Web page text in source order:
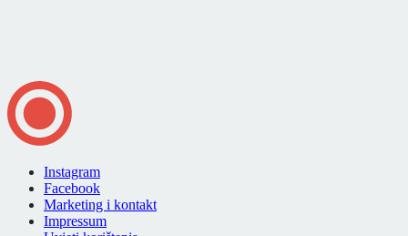
Instagram
Facebook
Marketing i kontakt
Impressum